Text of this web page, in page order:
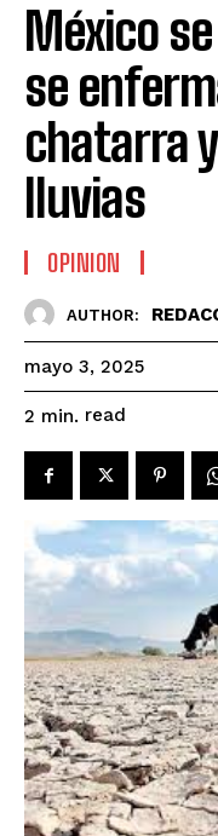
México
se
chatarra
lluvias
OPINION
AUTHOR:
mayo 3, 2025
2 min. read